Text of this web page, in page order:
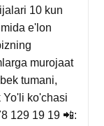
10 kun
e'lon
murojaat
tumani,
Yo'li ko'chasi
129 19 19 📲: